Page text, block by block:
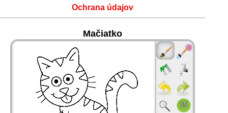
Ochrana údajov
Mačiatko